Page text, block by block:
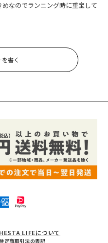
なのでランニング時に重宝して
を書く
HESTA LIFEについて
定商取引法の表記